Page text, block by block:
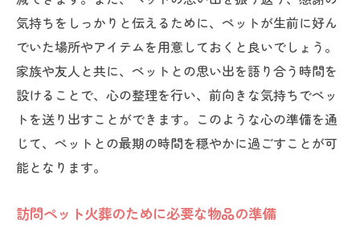
気持ちをしっかりと伝えるために、ペットが生前に好ん
でいた場所やアイテムを用意しておくと良いでしょう。
家族や友人と共に、ペットとの思い出を語り合う時間を
設けることで、心の整理を行い、前向きな気持ちでペッ
トを送り出すことができます。このような心の準備を通
じて、ペットとの最期の時間を穏やかに過ごすことが可
能となります。
訪問ペット火葬のために必要な物品の準備